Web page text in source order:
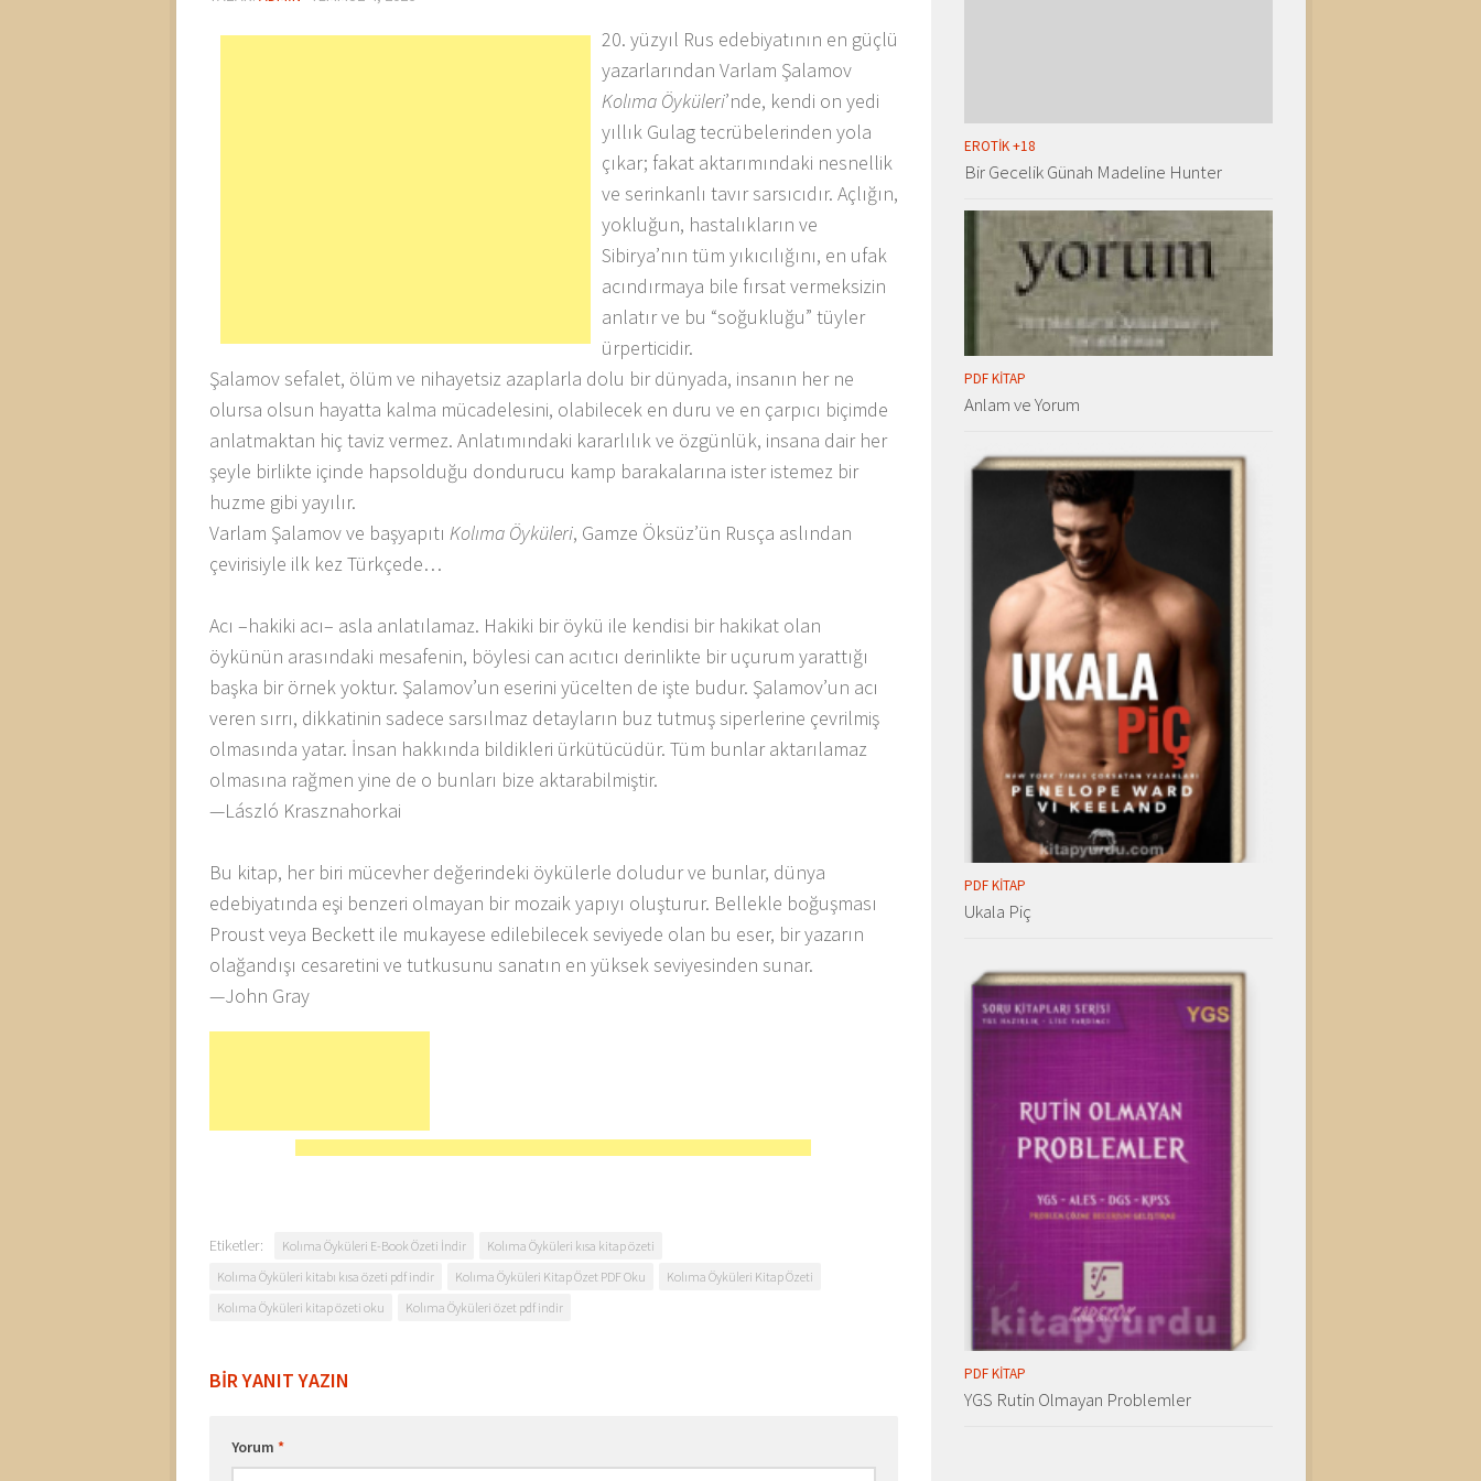
20. yüzyıl Rus edebiyatının en güçlü
yazarlarından Varlam Şalamov
Kolıma Öyküleri’nde, kendi on yedi
yıllık Gulag tecrübelerinden yola
çıkar; fakat aktarımındaki nesnellik
ve serinkanlı tavır sarsıcıdır. Açlığın,
yokluğun, hastalıkların ve
Sibirya’nın tüm yıkıcılığını, en ufak
acındırmaya bile fırsat vermeksizin
anlatır ve bu “soğukluğu” tüyler
ürperticidir.
Şalamov sefalet, ölüm ve nihayetsiz azaplarla dolu bir dünyada, insanın her ne
olursa olsun hayatta kalma mücadelesini, olabilecek en duru ve en çarpıcı biçimde
anlatmaktan hiç taviz vermez. Anlatımındaki kararlılık ve özgünlük, insana dair her
şeyle birlikte içinde hapsolduğu dondurucu kamp barakalarına ister istemez bir
huzme gibi yayılır.
Varlam Şalamov ve başyapıtı Kolıma Öyküleri, Gamze Öksüz’ün Rusça aslından
çevirisiyle ilk kez Türkçede…
Acı –hakiki acı– asla anlatılamaz. Hakiki bir öykü ile kendisi bir hakikat olan
öykünün arasındaki mesafenin, böylesi can acıtıcı derinlikte bir uçurum yarattığı
başka bir örnek yoktur. Şalamov’un eserini yücelten de işte budur. Şalamov’un acı
veren sırrı, dikkatinin sadece sarsılmaz detayların buz tutmuş siperlerine çevrilmiş
olmasında yatar. İnsan hakkında bildikleri ürkütücüdür. Tüm bunlar aktarılamaz
olmasına rağmen yine de o bunları bize aktarabilmiştir.
—László Krasznahorkai
Bu kitap, her biri mücevher değerindeki öykülerle doludur ve bunlar, dünya
edebiyatında eşi benzeri olmayan bir mozaik yapıyı oluşturur. Bellekle boğuşması
Proust veya Beckett ile mukayese edilebilecek seviyede olan bu eser, bir yazarın
olağandışı cesaretini ve tutkusunu sanatın en yüksek seviyesinden sunar.
—John Gray
Etiketler: Kolıma Öyküleri E-Book Özeti İndir
Kolıma Öyküleri kısa kitap özeti
Kolıma Öyküleri kitabı kısa özeti pdf indir
Kolıma Öyküleri Kitap Özet PDF Oku
Kolıma Öyküleri Kitap Özeti
Kolıma Öyküleri kitap özeti oku
Kolıma Öyküleri özet pdf indir
BIR YANIT YAZIN
Yorum *
EROTIK +18
Bir Gecelik Günah Madeline Hunter
PDF KITAP
Anlam ve Yorum
PDF KITAP
Ukala Piç
PDF KITAP
YGS Rutin Olmayan Problemler